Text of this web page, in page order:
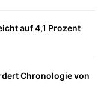
auf 4,1 Prozent
Chronologie von